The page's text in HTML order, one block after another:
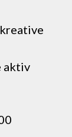
aktiv